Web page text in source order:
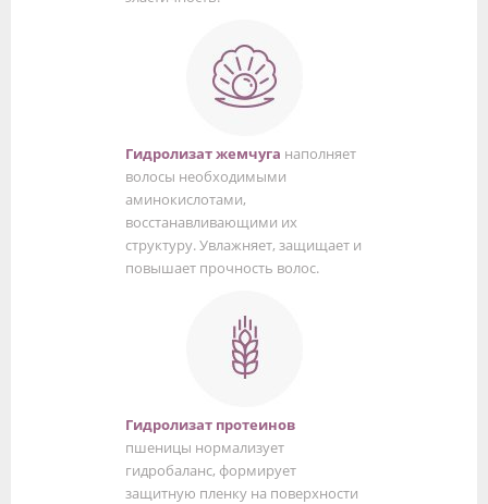
Гидролизат жемчуга наполняет
волосы необходимыми
аминокислотами,
восстанавливающими их
структуру. Увлажняет, защищает и
повышает прочность волос.
Гидролизат протеинов
пшеницы нормализует
гидробаланс, формирует
защитную пленку на поверхности